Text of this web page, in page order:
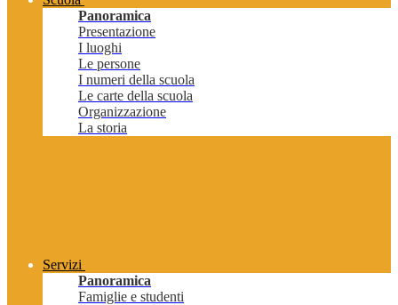
Panoramica
Presentazione
I luoghi
Le persone
I numeri della scuola
Le carte della scuola
Organizzazione
La storia
Servizi
Panoramica
Famiglie e studenti